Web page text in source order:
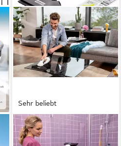
Sehr beliebt
KÄRCHER
Akku-Fenstersauger WV 2
PLUS N